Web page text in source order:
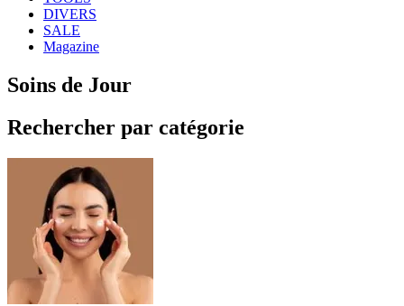
DIVERS
SALE
Magazine
Soins de Jour
Rechercher par catégorie